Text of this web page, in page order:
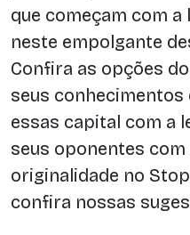
que começam com a
neste empolgante
Confira as opções
seus
essas capital com a
seus oponentes com
originalidade no
confira nossas